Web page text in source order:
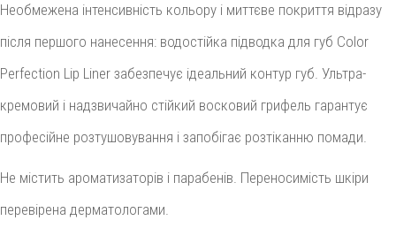
Необмежена інтенсивність кольору і миттєве покриття відразу
після першого нанесення: водостійка підводка для губ Color
Perfection Lip Liner забезпечує ідеальний контур губ. Ультра-
кремовий і надзвичайно стійкий восковий грифель гарантує
професійне розтушовування і запобігає розтіканню помади.
Не містить ароматизаторів і парабенів. Переносимість шкіри
перевірена дерматологами.